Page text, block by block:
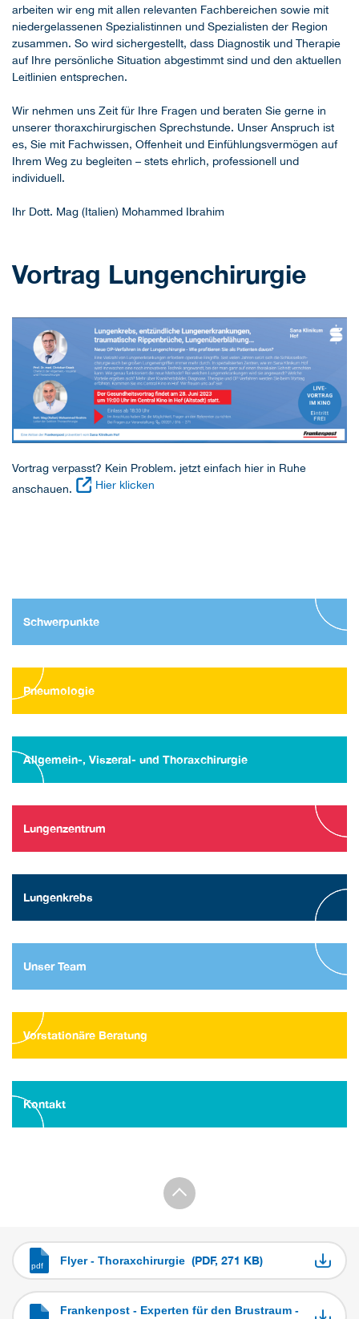
arbeiten wir eng mit allen relevanten Fachbereichen sowie mit
niedergelassenen Spezialistinnen und Spezialisten der Region
zusammen. So wird sichergestellt, dass Diagnostik und Therapie
auf Ihre persönliche Situation abgestimmt sind und den aktuellen
Leitlinien entsprechen.
Wir nehmen uns Zeit für Ihre Fragen und beraten Sie gerne in
unserer thoraxchirurgischen Sprechstunde. Unser Anspruch ist
es, Sie mit Fachwissen, Offenheit und Einfühlungsvermögen auf
Ihrem Weg zu begleiten – stets ehrlich, professionell und
individuell.
Ihr Dott. Mag (Italien) Mohammed Ibrahim
Vortrag Lungenchirurgie
Vortrag verpasst? Kein Problem. jetzt einfach hier in Ruhe
anschauen.
Hier klicken
Schwerpunkte
Pneumologie
Allgemein-, Viszeral- und Thoraxchirurgie
Lungenzentrum
Lungenkrebs
Unser Team
Vorstationäre Beratung
Kontakt
Flyer - Thoraxchirurgie (PDF, 271 KB)
Frankenpost - Experten für den Brustraum -